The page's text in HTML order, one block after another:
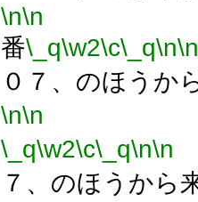
\n\n
番\_q\w2\c\_q\n\n
０７、のほうか
\n\n
\_q\w2\c\_q\n\n
７、のほうから